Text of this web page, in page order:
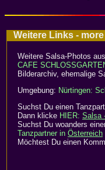
Weitere Links -
Weitere Salsa-Photos
CAFE
Bilderarchiv, ehemalige
Umgebung: Nürtingen:
Suchst Du einen
Dann klicke HIER: Salsa
Suchst Du woanders
Tanzpartner in Österreich
Möchtest Du einen